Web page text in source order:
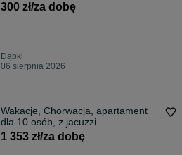
300 zł/za dobę
Dąbki
06 sierpnia 2026
Wakacje, Chorwacja, apartament
dla 10 osób, z jacuzzi
1 353 zł/za dobę